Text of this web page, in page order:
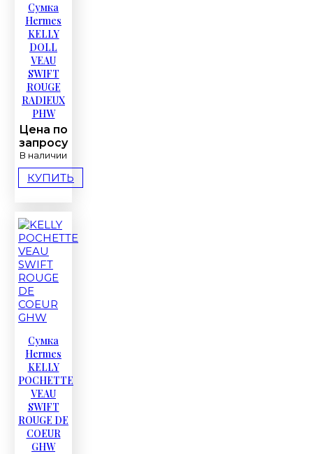
Сумка
Hermes
KELLY
DOLL
VEAU
SWIFT
ROUGE
RADIEUX
PHW
Цена по
запросу
В наличии
КУПИТЬ
Сумка
Hermes
KELLY
POCHETTE
VEAU
SWIFT
ROUGE DE
COEUR
GHW